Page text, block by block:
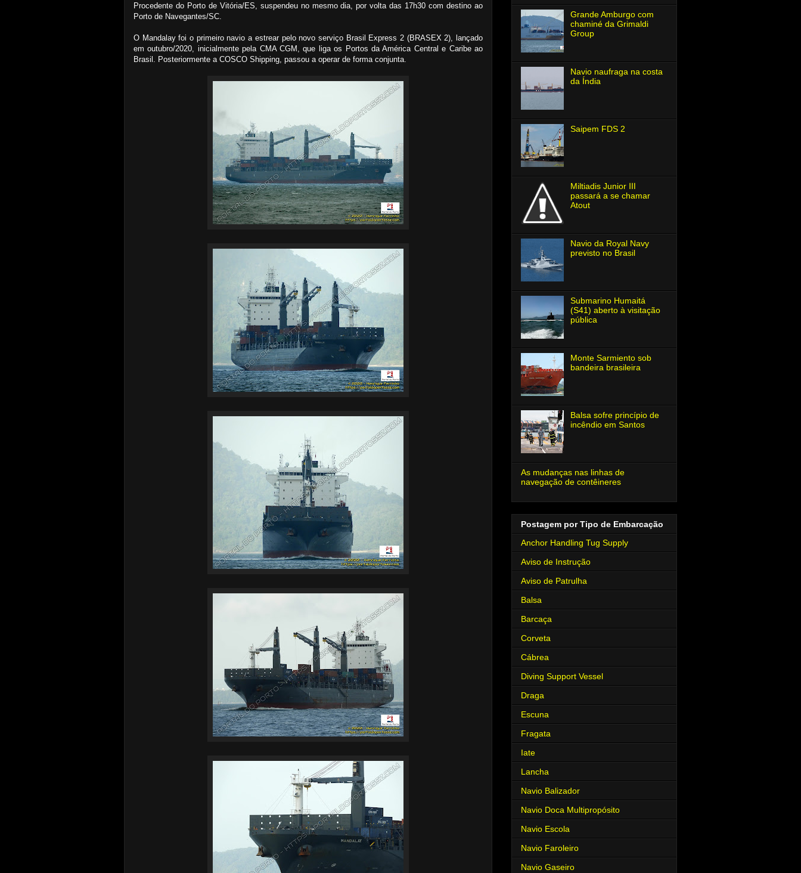
Procedente do Porto de Vitória/ES, suspendeu no mesmo dia, por volta das 17h30 com destino ao
Porto de Navegantes/SC.
O Mandalay foi o primeiro navio a estrear pelo novo serviço Brasil Express 2 (BRASEX 2), lançado
em outubro/2020, inicialmente pela CMA CGM, que liga os Portos da América Central e Caribe ao
Brasil. Posteriormente a COSCO Shipping, passou a operar de forma conjunta.
Grande Amburgo com
chaminé da Grimaldi
Group
Navio naufraga na costa
da Índia
Saipem FDS 2
Miltiadis Junior Ⅲ
passará a se chamar
Atout
Navio da Royal Navy
previsto no Brasil
Submarino Humaitá
(S41) aberto à visitação
pública
Monte Sarmiento sob
bandeira brasileira
Balsa sofre princípio de
incêndio em Santos
As mudanças nas linhas de
navegação de contêineres
Postagem por Tipo de Embarcação
Anchor Handling Tug Supply
Aviso de Instrução
Aviso de Patrulha
Balsa
Barcaça
Corveta
Cábrea
Diving Support Vessel
Draga
Escuna
Fragata
Iate
Lancha
Navio Balizador
Navio Doca Multipropósito
Navio Escola
Navio Faroleiro
Navio Gaseiro